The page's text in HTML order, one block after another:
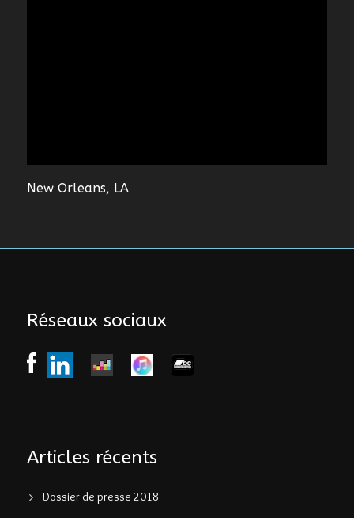
New Orleans, LA
Réseaux sociaux
Articles récents
Dossier de presse 2018